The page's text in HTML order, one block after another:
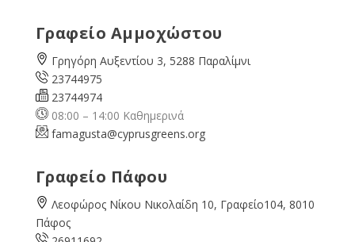
Γραφείο Αμμοχώστου
Γρηγόρη Αυξεντίου 3, 5288 Παραλίμνι
23744975
23744974
08:00 – 14:00 Καθημερινά
famagusta@cyprusgreens.org
Γραφείο Πάφου
Λεοφώρος Νίκου Νικολαίδη 10, Γραφείο104, 8010
Πάφος